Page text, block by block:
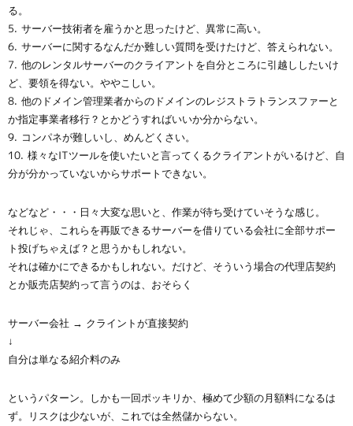
る。
サーバー技術者を雇うかと思ったけど、異常に高い。
サーバーに関するなんだか難しい質問を受けたけど、答えられない。
他のレンタルサーバーのクライアントを自分ところに引越ししたいけ
ど、要領を得ない。ややこしい。
他のドメイン管理業者からのドメインのレジストラトランスファーと
か指定事業者移行？とかどうすればいいか分からない。
コンパネが難しいし、めんどくさい。
様々なITツールを使いたいと言ってくるクライアントがいるけど、自
分が分かっていないからサポートできない。
などなど・・・日々大変な思いと、作業が待ち受けていそうな感じ。
それじゃ、これらを再販できるサーバーを借りている会社に全部サポー
ト投げちゃえば？と思うかもしれない。
それは確かにできるかもしれない。だけど、そういう場合の代理店契約
とか販売店契約って言うのは、おそらく
サーバー会社 → クライントが直接契約
↓
自分は単なる紹介料のみ
というパターン。しかも一回ポッキリか、極めて少額の月額料になるは
ず。リスクは少ないが、これでは全然儲からない。